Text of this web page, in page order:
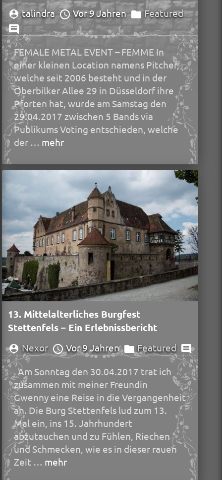
talindra Vor 9 Jahren Featured
FEMALE METAL EVENT – FEMME In
einer kleinen Location namens Pitcher,
welche seit 2006 besteht und in der
Oberbilker Allee 29 in Düsseldorf ihre
Pforten hat, wurde am Samstag den
29.04.2017 zwischen 5 Bands via
Publikums Voting entschieden, welche
der … mehr
13. Mittelalterliches Burgfest
Stettenfels – Ein Erlebnissbericht
Nexor Vor 9 Jahren Featured
Am Sonntag den 30.04.2017 trat ich
zusammen mit meiner Freundin
Gwenny eine Reise in die Vergangenheit
an. Die Burg Stettenfels lud zum 13.
Mal ein, ins 15. Jahrhundert
abzutauchen und zu Fühlen, Riechen
und Schmecken, wie es in dieser rauen
Zeit … mehr